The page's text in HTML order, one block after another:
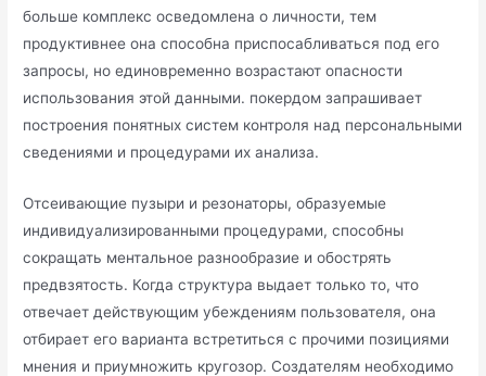
больше комплекс осведомлена о личности, тем
продуктивнее она способна приспосабливаться под его
запросы, но единовременно возрастают опасности
использования этой данными. покердом запрашивает
построения понятных систем контроля над персональными
сведениями и процедурами их анализа.
Отсеивающие пузыри и резонаторы, образуемые
индивидуализированными процедурами, способны
сокращать ментальное разнообразие и обострять
предвзятость. Когда структура выдает только то, что
отвечает действующим убеждениям пользователя, она
отбирает его варианта встретиться с прочими позициями
мнения и приумножить кругозор. Создателям необходимо